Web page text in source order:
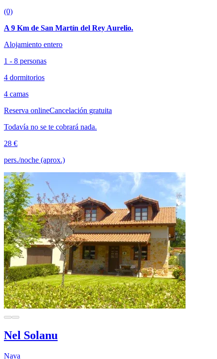
(0)
A 9 Km de San Martín del Rey Aurelio.
Alojamiento entero
1 - 8 personas
4 dormitorios
4 camas
Reserva onlineCancelación gratuita
Todavía no se te cobrará nada.
28 €
pers./noche (aprox.)
Nel Solanu
Nava